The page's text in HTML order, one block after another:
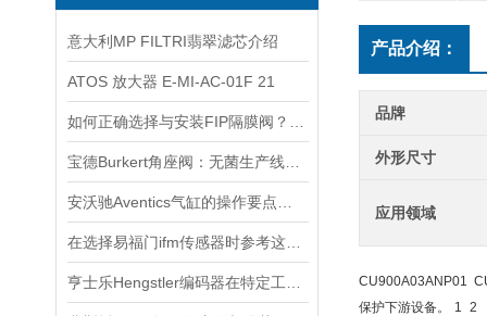
意大利MP FILTRI翡翠滤芯介绍
ATOS 放大器 E-MI-AC-01F 21
产品介绍：
品牌
外形尺寸
应用领域
CU900A03ANP01
保护下游设备。‌
1 2